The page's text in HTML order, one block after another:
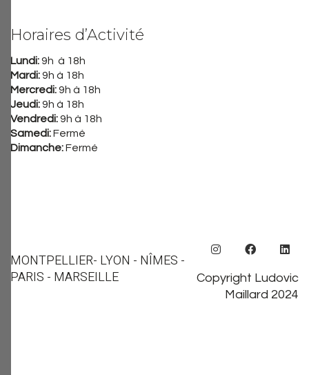
Horaires d’Activité
Lundi:9h à 18h
Mardi:9h à 18h
Mercredi:9h à 18h
Jeudi:9h à 18h
Vendredi:9h à 18h
Samedi:Fermé
Dimanche:Fermé
Copyright Ludovic
Maillard 2024
MONTPELLIER- LYON - NÎMES -
PARIS - MARSEILLE